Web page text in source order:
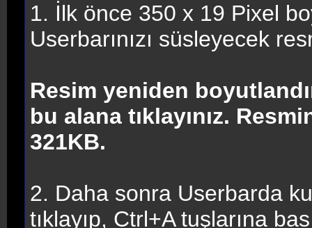
1. İlk önce 350 x 19 Pixel
Userbarınızı süsleyecek
Resim yeniden
bu alana tıklayınız.
321KB.
2. Daha sonra Userbarda
tıklayıp, Ctrl+A tuşlarına